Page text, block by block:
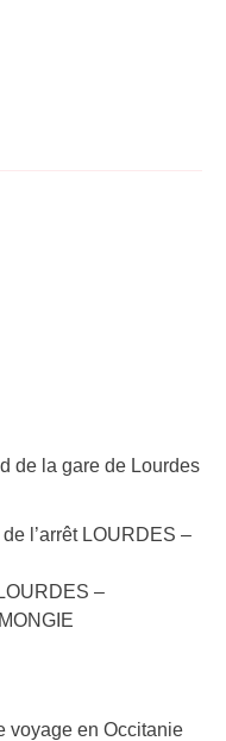
de la gare de Lourdes
l’arrêt LOURDES –
–
voyage en Occitanie